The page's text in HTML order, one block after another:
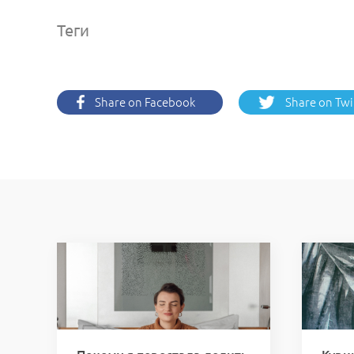
Теги
Share on Facebook Share on